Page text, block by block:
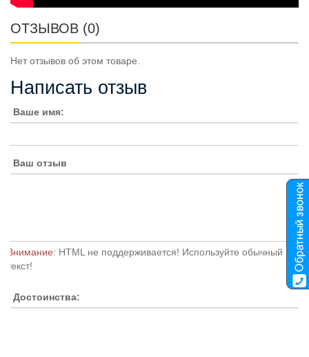
ОТЗЫВОВ (0)
Нет отзывов об этом товаре.
Написать отзыв
Ваше имя:
Ваш отзыв
Внимание: HTML не поддерживается! Используйте обычный
текст!
Достоинства: